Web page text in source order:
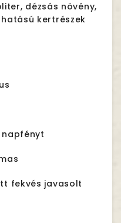
dézsás növény,
kertrészek
fekvés javasolt